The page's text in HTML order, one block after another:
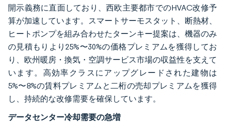
開示義務に直面しており、西欧主要都市でのHVAC改修予
算が加速しています。スマートサーモスタット、断熱材、
ヒートポンプを組み合わせたターンキー提案は、機器のみ
の見積もりより25%〜30%の価格プレミアムを獲得してお
り、欧州暖房・換気・空調サービス市場の収益性を支えて
います。高効率クラスにアップグレードされた建物は
5%〜8%の賃料プレミアムと二桁の売却プレミアムを獲得
し、持続的な改修需要を確保しています。
データセンター冷却需要の急増